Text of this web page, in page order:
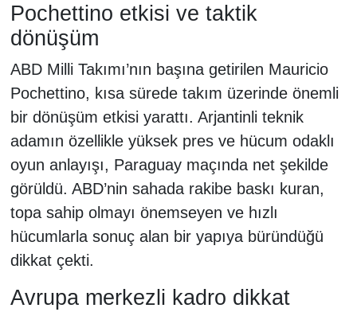
Pochettino etkisi ve taktik
dönüşüm
ABD Milli Takımı’nın başına getirilen Mauricio
Pochettino, kısa sürede takım üzerinde önemli
bir dönüşüm etkisi yarattı. Arjantinli teknik
adamın özellikle yüksek pres ve hücum odaklı
oyun anlayışı, Paraguay maçında net şekilde
görüldü. ABD’nin sahada rakibe baskı kuran,
topa sahip olmayı önemseyen ve hızlı
hücumlarla sonuç alan bir yapıya büründüğü
dikkat çekti.
Avrupa merkezli kadro dikkat